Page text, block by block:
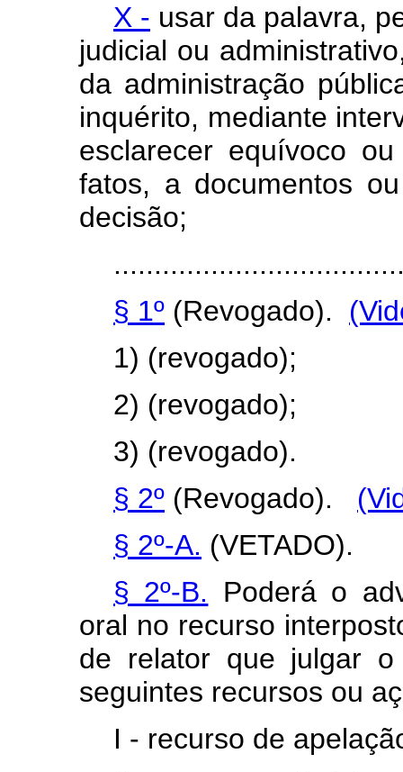
X - usar da palavra,
judicial ou
da administração
inquérito, mediante
esclarecer equívoco
fatos, a documentos
decisão;
§ 1º (Revogado).
1) (revogado);
2) (revogado);
3) (revogado).
§ 2º (Revogado).
§ 2º-A. (VETADO).
§ 2º-B. Poderá o
oral no recurso
de relator que julgar
seguintes recursos ou
I - recurso de